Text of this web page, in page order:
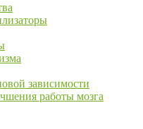
зависимости
работы мозга